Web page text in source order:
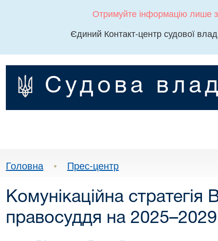
Отримуйте інформацію лише
Єдиний Контакт-центр судової
Судова
Головна • Прес-центр
Комунікаційна стратегія
правосуддя на